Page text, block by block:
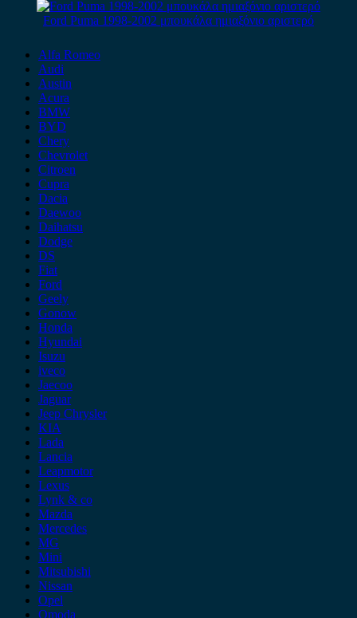
Ford Puma 1998-2002 μπουκάλα ημιαξόνιο αριστερό
Alfa Romeo
Audi
Austin
Acura
BMW
BYD
Chery
Chevrolet
Citroen
Cupra
Dacia
Daewoo
Daihatsu
Dodge
DS
Fiat
Ford
Geely
Gonow
Honda
Hyundai
Isuzu
iveco
Jaecoo
Jaguar
Jeep Chrysler
KIA
Lada
Lancia
Leapmotor
Lexus
Lynk & co
Mazda
Mercedes
MG
Mini
Mitsubishi
Nissan
Opel
Omoda